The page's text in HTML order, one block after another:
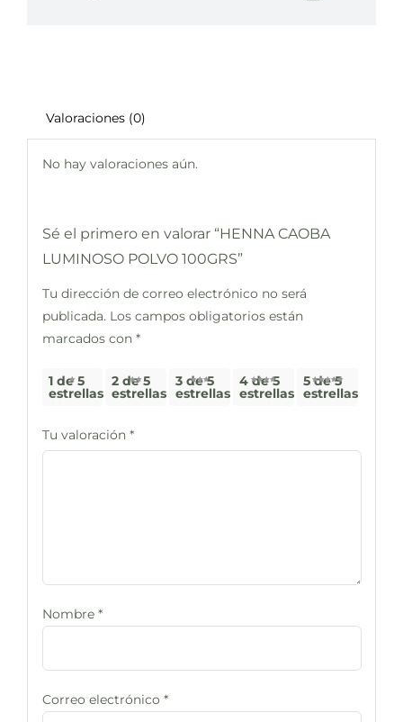
Valoraciones (0)
No hay valoraciones aún.
Sé el primero en valorar “HENNA CAOBA
LUMINOSO POLVO 100GRS”
Tu dirección de correo electrónico no será
publicada. Los campos obligatorios están
marcados con *
1 de 5
estrellas
2 de 5
estrellas
3 de 5
estrellas
4 de 5
estrellas
5 de 5
estrellas
Tu valoración *
Nombre *
Correo electrónico *